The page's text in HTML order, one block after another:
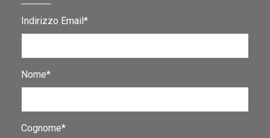
Indirizzo Email*
Nome*
Cognome*